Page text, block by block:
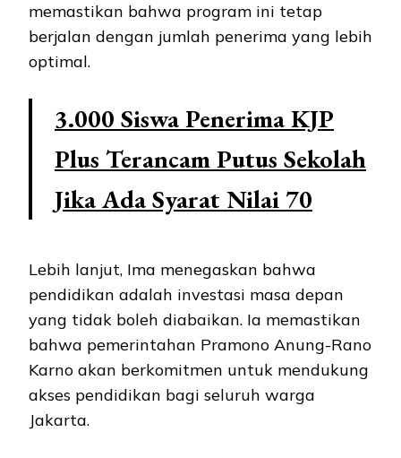
memastikan bahwa program ini tetap
berjalan dengan jumlah penerima yang lebih
optimal.
3.000 Siswa Penerima KJP
Plus Terancam Putus Sekolah
Jika Ada Syarat Nilai 70
Lebih lanjut, Ima menegaskan bahwa
pendidikan adalah investasi masa depan
yang tidak boleh diabaikan. Ia memastikan
bahwa pemerintahan Pramono Anung-Rano
Karno akan berkomitmen untuk mendukung
akses pendidikan bagi seluruh warga
Jakarta.